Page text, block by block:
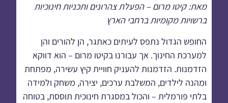
מאת: קיטו מרום – הפעלת צהרונים ותכניות חינוכיות
ברשויות מקומיות ברחבי הארץ
החופש הגדול נתפס לעיתים כאתגר, הן להורים והן
למערכת החינוך. אך עבורנו בקיטו מרום – הוא דווקא
הזדמנות. הזדמנות להעניק חוויית קיץ עשירה, מפתחת
ומהנה לילדים, המשלבת ערכים, יצירה, משחק ולמידה
בלתי פורמלית – והכול במסגרת חינוכית תוססת, בטוחה